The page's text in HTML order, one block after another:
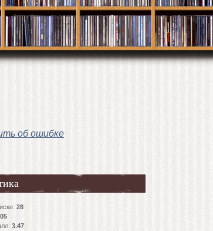
об ошибке
28
3.47